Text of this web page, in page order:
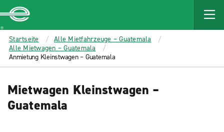
MAIN
CONTENT
Enterprise
Startseite
Alle Mietfahrzeuge – Guatemala
Alle Mietwagen – Guatemala
Anmietung Kleinstwagen – Guatemala
Mietwagen Kleinstwagen –
Guatemala